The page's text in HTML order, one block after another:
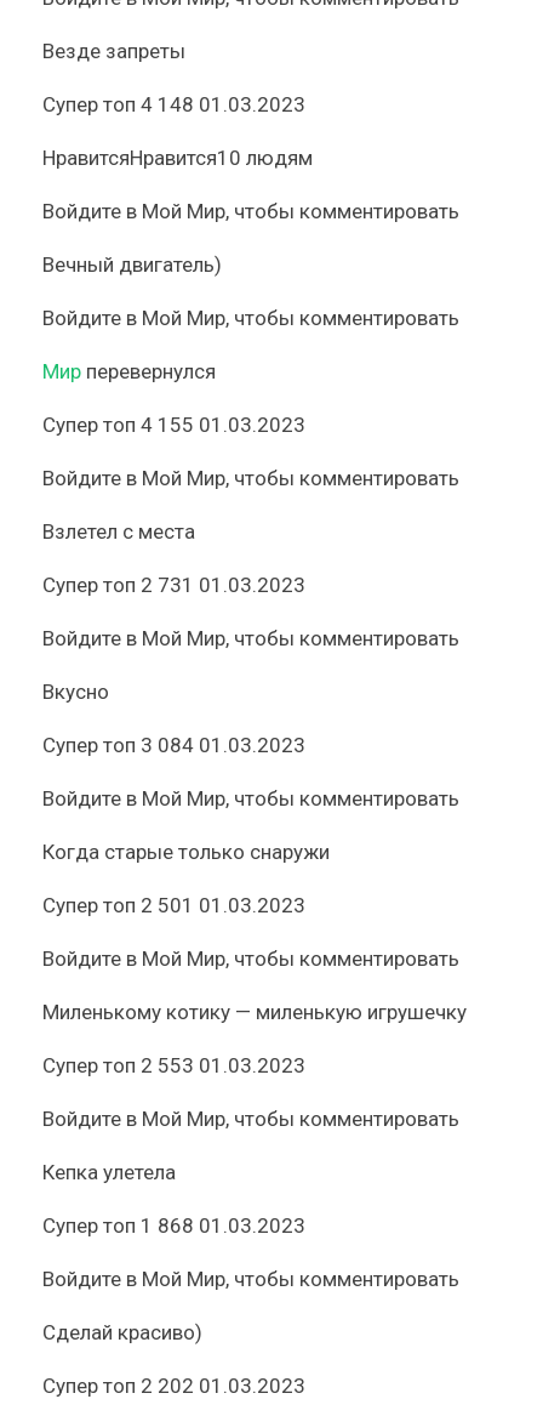
Везде запреты
Супер топ 4 148 01.03.2023
НравитсяНравится10 людям
Войдите в Мой Мир, чтобы комментировать
Вечный двигатель)
Войдите в Мой Мир, чтобы комментировать
Мир перевернулся
Супер топ 4 155 01.03.2023
Войдите в Мой Мир, чтобы комментировать
Взлетел с места
Супер топ 2 731 01.03.2023
Войдите в Мой Мир, чтобы комментировать
Вкусно
Супер топ 3 084 01.03.2023
Войдите в Мой Мир, чтобы комментировать
Когда старые только снаружи
Супер топ 2 501 01.03.2023
Войдите в Мой Мир, чтобы комментировать
Миленькому котику — миленькую игрушечку
Супер топ 2 553 01.03.2023
Войдите в Мой Мир, чтобы комментировать
Кепка улетела
Супер топ 1 868 01.03.2023
Войдите в Мой Мир, чтобы комментировать
Сделай красиво)
Супер топ 2 202 01.03.2023